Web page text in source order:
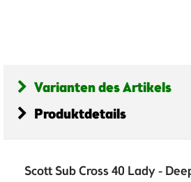
Varianten des Artikels
Produktdetails
Scott Sub Cross 40 Lady -